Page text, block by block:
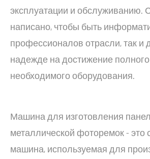
эксплуатации и обслуживанию.
написано, чтобы быть
профессионалов отрасли, так и
надежде на достижение полного
необходимого оборудования.
Машина для изготовления
металлической фоторемок - это
машина, используемая для